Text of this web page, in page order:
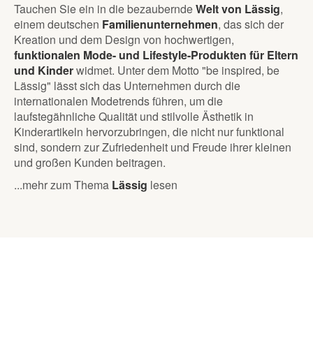
Tauchen Sie ein in die bezauberndeWelt von Lässig,
einem deutschen Familienunternehmen, das sich der
Kreation und dem Design von hochwertigen,
funktionalen Mode- und Lifestyle-Produkten für Eltern
und Kinderwidmet. Unter dem Motto "be inspired, be
Lässig" lässt sich das Unternehmen durch die
internationalen Modetrends führen, um die
laufstegähnliche Qualität und stilvolle Ästhetik in
Kinderartikeln hervorzubringen, die nicht nur funktional
sind, sondern zur Zufriedenheit und Freude ihrer kleinen
und großen Kunden beitragen.
...mehr zum Thema Lässig lesen